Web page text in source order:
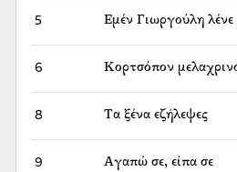
5 Εμέν Γιωργούλη λένε
6 Κορτσόπον
8 Τα ξένα εζήλεψες
9 Αγαπώ σε, είπα σε